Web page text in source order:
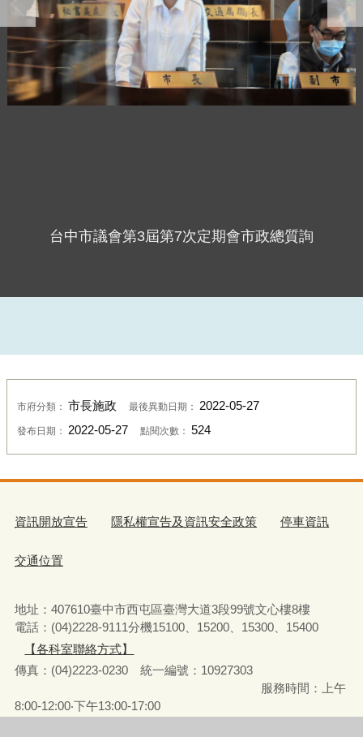
台中市議會第3屆第7次定期會市政總質詢
市府分類： 市長施政 最後異動日期： 2022-05-27
發布日期： 2022-05-27 點閱次數： 524
資訊開放宣告 隱私權宣告及資訊安全政策 停車資訊
交通位置
地址：407610臺中市西屯區臺灣大道3段99號文心樓8樓
電話：(04)2228-9111分機15100、15200、15300、15400
【各科室聯絡方式】
傳真：(04)2223-0230 統一編號： 10927303
服務時間：上午
8:00-12:00‧下午13:00-17:00